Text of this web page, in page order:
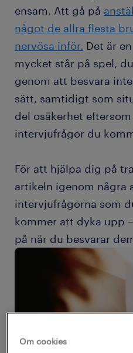
ensam. Att gå på
något de allra flesta
nervösa inför. Det är
mycket står på spel,
genom att besvara
sätt, samtidigt som
del osäkerhet
intervjufrågor du
För att hjälpa dig på
artikeln igenom några
intervjufrågorna som
kommer att dyka upp
på när du besvarar
Om cookies